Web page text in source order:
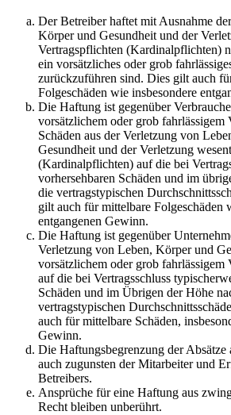
Der Betreiber haftet mit Ausnahme
Körper und Gesundheit und der
Vertragspflichten (Kardinalpflichten)
ein vorsätzliches oder grob
zurückzuführen sind. Dies gilt auch
Folgeschäden wie insbesondere
Die Haftung ist gegenüber
vorsätzlichem oder grob fahrlässigem
Schäden aus der Verletzung von
Gesundheit und der Verletzung
(Kardinalpflichten) auf die bei
vorhersehbaren Schäden und im
die vertragstypischen
gilt auch für mittelbare Folgeschäden
entgangenen Gewinn.
Die Haftung ist gegenüber
Verletzung von Leben, Körper und
vorsätzlichem oder grob fahrlässigem
auf die bei Vertragsschluss
Schäden und im Übrigen der Höhe
vertragstypischen
auch für mittelbare Schäden,
Gewinn.
Die Haftungsbegrenzung der Absätze
auch zugunsten der Mitarbeiter und
Betreibers.
Ansprüche für eine Haftung aus
Recht bleiben unberührt.